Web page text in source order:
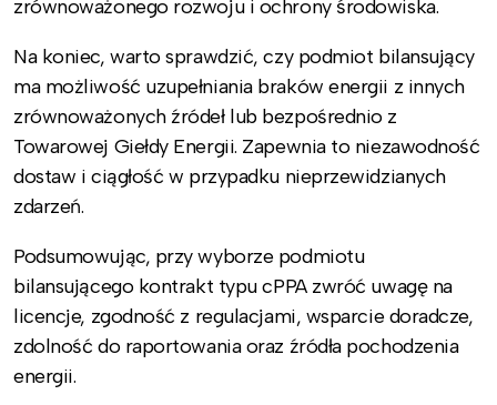
zrównoważonego rozwoju i ochrony środowiska.
Na koniec, warto sprawdzić, czy podmiot bilansujący
ma możliwość uzupełniania braków energii z innych
zrównoważonych źródeł lub bezpośrednio z
Towarowej Giełdy Energii. Zapewnia to niezawodność
dostaw i ciągłość w przypadku nieprzewidzianych
zdarzeń.
Podsumowując, przy wyborze podmiotu
bilansującego kontrakt typu cPPA zwróć uwagę na
licencje, zgodność z regulacjami, wsparcie doradcze,
zdolność do raportowania oraz źródła pochodzenia
energii.